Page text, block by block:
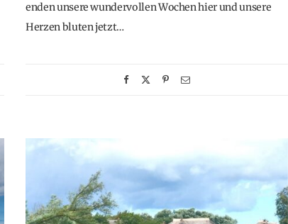
enden unsere wundervollen Wochen hier und unsere
Herzen bluten jetzt…